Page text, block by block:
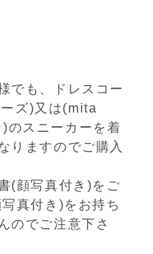
でも、ドレスコー
ズ)又は(mita
のスニーカーを着
りますのでご購入
(顔写真付き)をご
真付き)をお持ち
のでご注意下さ